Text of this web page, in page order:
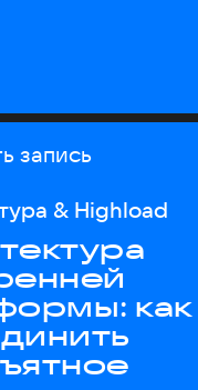
запись
& Highload
как